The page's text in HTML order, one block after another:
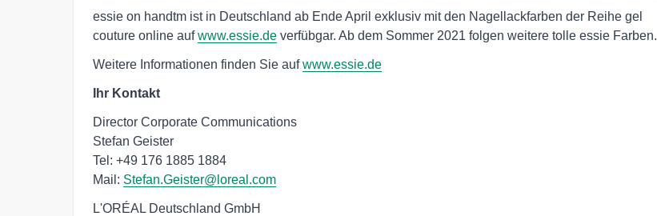
essie on handtm ist in Deutschland ab Ende April exklusiv mit den Nagellackfarben der Reihe gel
couture online aufwww.essie.de verfübgar. Ab dem Sommer 2021 folgen weitere tolle essie Farben.
Weitere Informationen finden Sie aufwww.essie.de
Ihr Kontakt
Director Corporate Communications
Stefan Geister
Tel: +49 176 1885 1884
Mail: Stefan.Geister@loreal.com
L'ORÉAL Deutschland GmbH